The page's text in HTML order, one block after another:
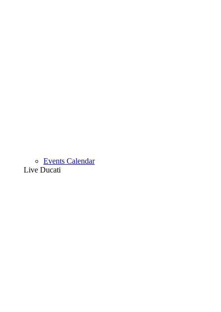
Events Calendar
Live Ducati